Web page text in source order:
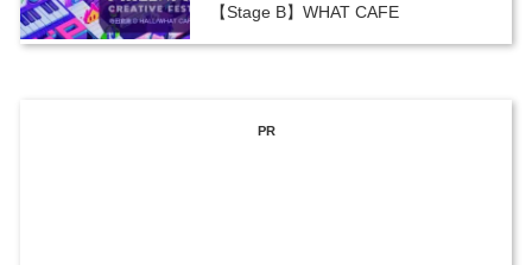
【Stage B】WHAT CAFE
PR